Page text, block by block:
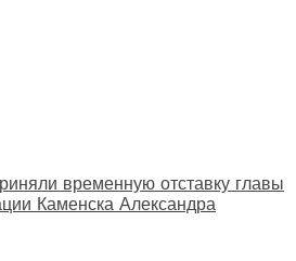
временную отставку главы
Каменска Александра